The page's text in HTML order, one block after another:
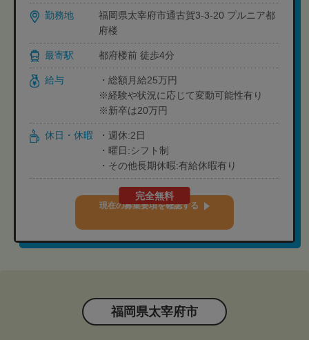
勤務地
福岡県太宰府市通古賀3-3-20 プルニア都
府楼
最寄駅 都府楼前 徒歩4分
給与
・総額月給25万円
※経験や状況に応じて変動可能性有り
※新卒は20万円
休日・休暇
・週休:2日
・曜日:シフト制
・その他長期休暇:有給休暇有り
完全無料
現在の募集要項を確認する
福岡県太宰府市